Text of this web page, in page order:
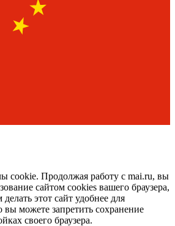
cookie. Продолжая работу с mai.ru, вы
сайтом cookies вашего браузера,
этот сайт удобнее для
вы можете запретить сохранение
своего браузера.